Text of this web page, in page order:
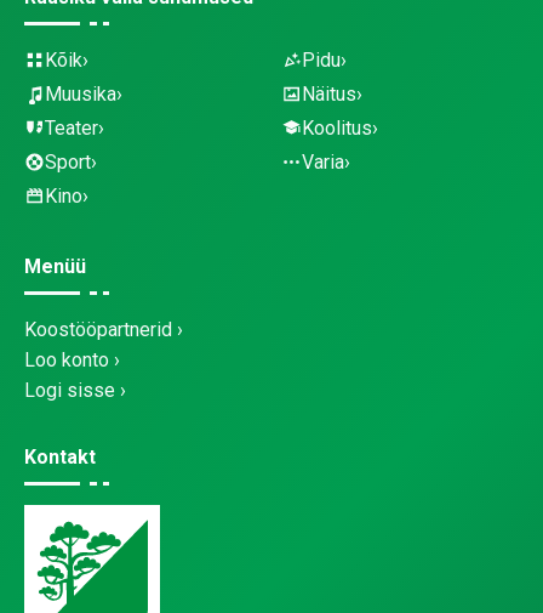
Kõik
Muusika
Teater
Sport
Kino
Pidu
Näitus
Koolitus
Varia
Menüü
Koostööpartnerid
Loo konto
Logi sisse
Kontakt